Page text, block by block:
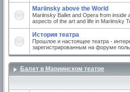
Mariinsky above the World
Mariinsky Ballet and Opera from inside
aspects of the art and life in Mariinsky
История театра
Прошлое и настоящее театра -
зарегистрированным на форуме
Балет в Мариинском театре